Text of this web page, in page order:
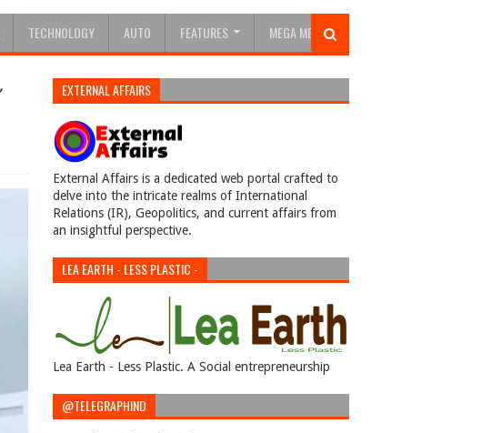
TECHNOLOGY AUTO FEATURES MEGA MENU
EXTERNAL AFFAIRS
External Affairs is a dedicated web portal crafted to
delve into the intricate realms of International
Relations (IR), Geopolitics, and current affairs from
an insightful perspective.
LEA EARTH - LESS PLASTIC -
Lea Earth - Less Plastic. A Social entrepreneurship
@TELEGRAPHIND